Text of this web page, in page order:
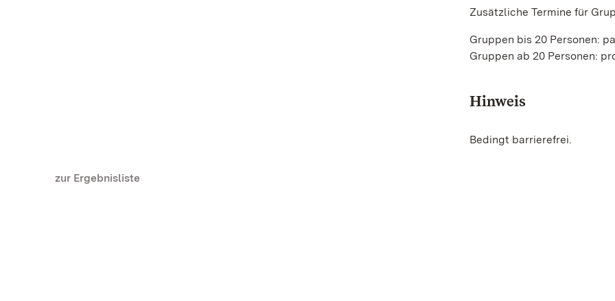
Zusätzliche Termine für
Gruppen bis 20 Personen:
Gruppen ab 20 Personen:
Hinweis
Bedingt barrierefrei.
zur Ergebnisliste